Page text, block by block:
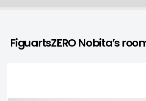
FiguartsZERO Nobita’s